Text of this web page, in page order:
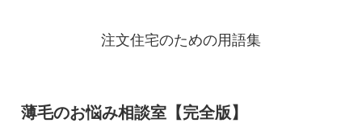
注文住宅のための用語集
薄毛のお悩み相談室【完全版】